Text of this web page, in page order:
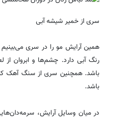
سری از خمیر شیشه آبی
همین آرایش مو را در سری
رنگ آبی دارد. چشم‌ها و ابروان
باشد. همچنین سری از سنگ آهک
باشد.
در میان وسایل آرایش،